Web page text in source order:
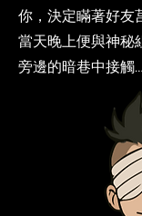
你，決定瞞著好友
當天晚上便與神秘
旁邊的暗巷中接觸